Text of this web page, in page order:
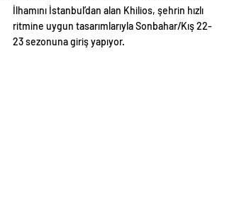
İlhamını İstanbul’dan alan Khilios, şehrin hızlı
ritmine uygun tasarımlarıyla Sonbahar/Kış 22-
23 sezonuna giriş yapıyor.